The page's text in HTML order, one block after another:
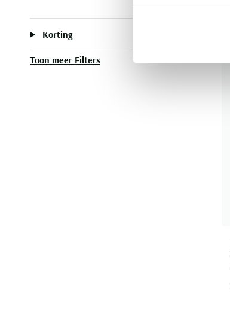
Korting
Toon meer Filters